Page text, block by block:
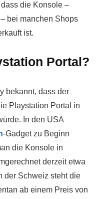
die Konsole –
bei manchen Shops
ist.
Portal?
bekannt, dass der
Playstation Portal in
In den USA
-Gadget zu Beginn
die Konsole in
derzeit etwa
der Schweiz steht die
ab einem Preis von